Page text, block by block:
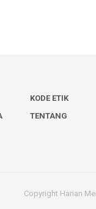
KODE ETIK
TENTANG
Copyright Harian